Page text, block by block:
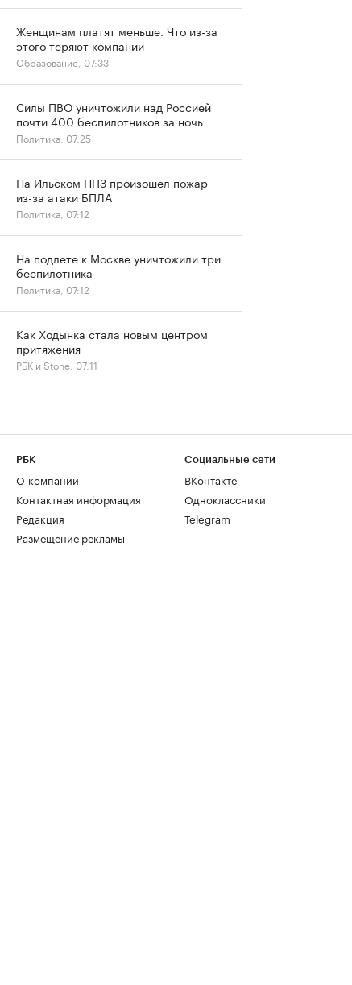
Женщинам платят меньше. Что из-за
этого теряют компании
Образование, 07:33
Силы ПВО уничтожили над Россией
почти 400 беспилотников за ночь
Политика, 07:25
На Ильском НПЗ произошел пожар
из-за атаки БПЛА
Политика, 07:12
На подлете к Москве уничтожили три
беспилотника
Политика, 07:12
Как Ходынка стала новым центром
притяжения
РБК и Stone, 07:11
РБК
О компании
Контактная информация
Редакция
Размещение рекламы
Социальные сети
ВКонтакте
Одноклассники
Telegram